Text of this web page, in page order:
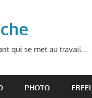
qui se met au travail …
PHOTO